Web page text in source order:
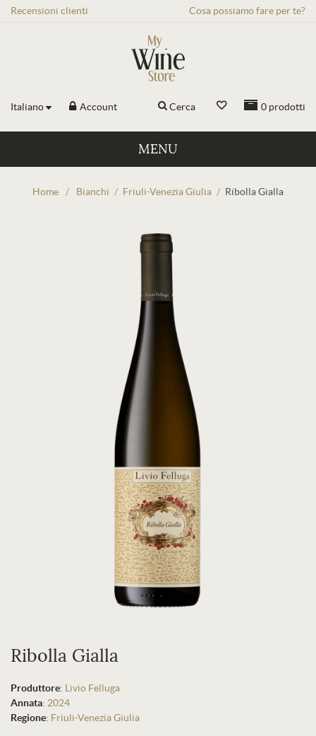
Recensioni clienti Cosa possiamo fare per te?
Italiano Account 0 prodotti
Cerca
MENU
Home / Bianchi / Friuli-Venezia Giulia / Ribolla Gialla
Ribolla Gialla
Produttore: Livio Felluga
Annata: 2024
Regione: Friuli-Venezia Giulia